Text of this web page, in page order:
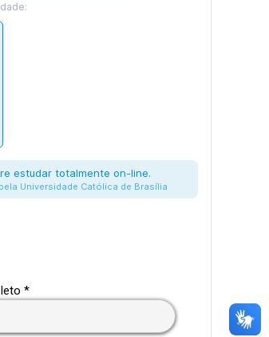
estudar totalmente on-line.
Universidade Católica de Brasília